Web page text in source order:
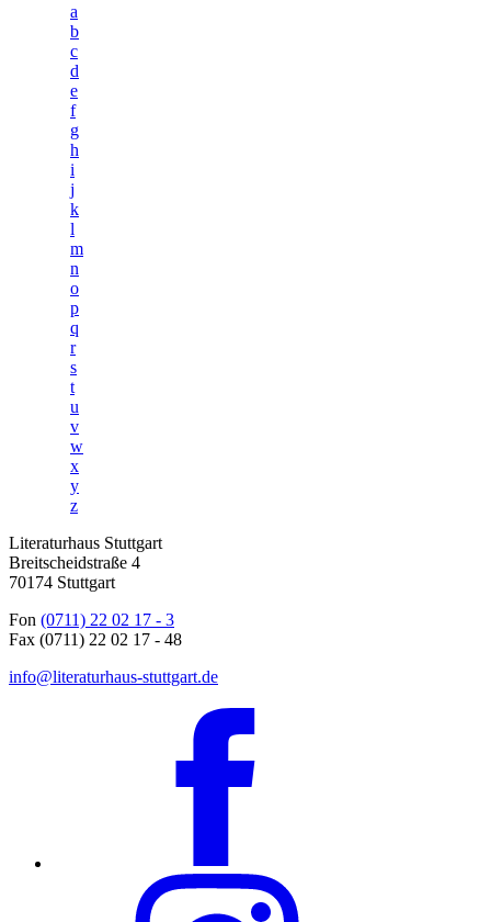
a
b
c
d
e
f
g
h
i
j
k
l
m
n
o
p
q
r
s
t
u
v
w
x
y
z
Literaturhaus Stuttgart
Breitscheidstraße 4
70174 Stuttgart
Fon (0711) 22 02 17 - 3
Fax (0711) 22 02 17 - 48
info@literaturhaus-stuttgart.de